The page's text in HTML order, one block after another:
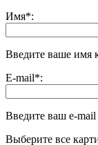
Имя*:
Введите ваше имя
E-mail*:
Введите ваш e-mail
Выберите все